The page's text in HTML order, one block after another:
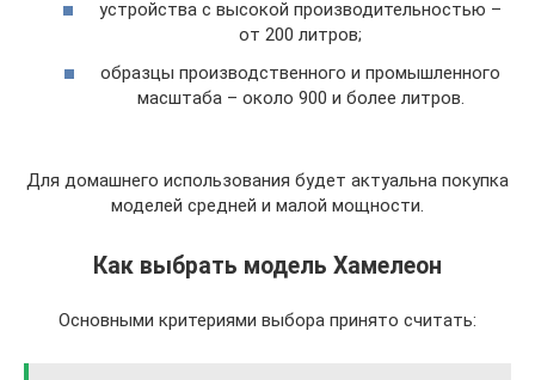
устройства с высокой производительностью –
от 200 литров;
образцы производственного и промышленного
масштаба – около 900 и более литров.
Для домашнего использования будет актуальна покупка
моделей средней и малой мощности.
Как выбрать модель Хамелеон
Основными критериями выбора принято считать: